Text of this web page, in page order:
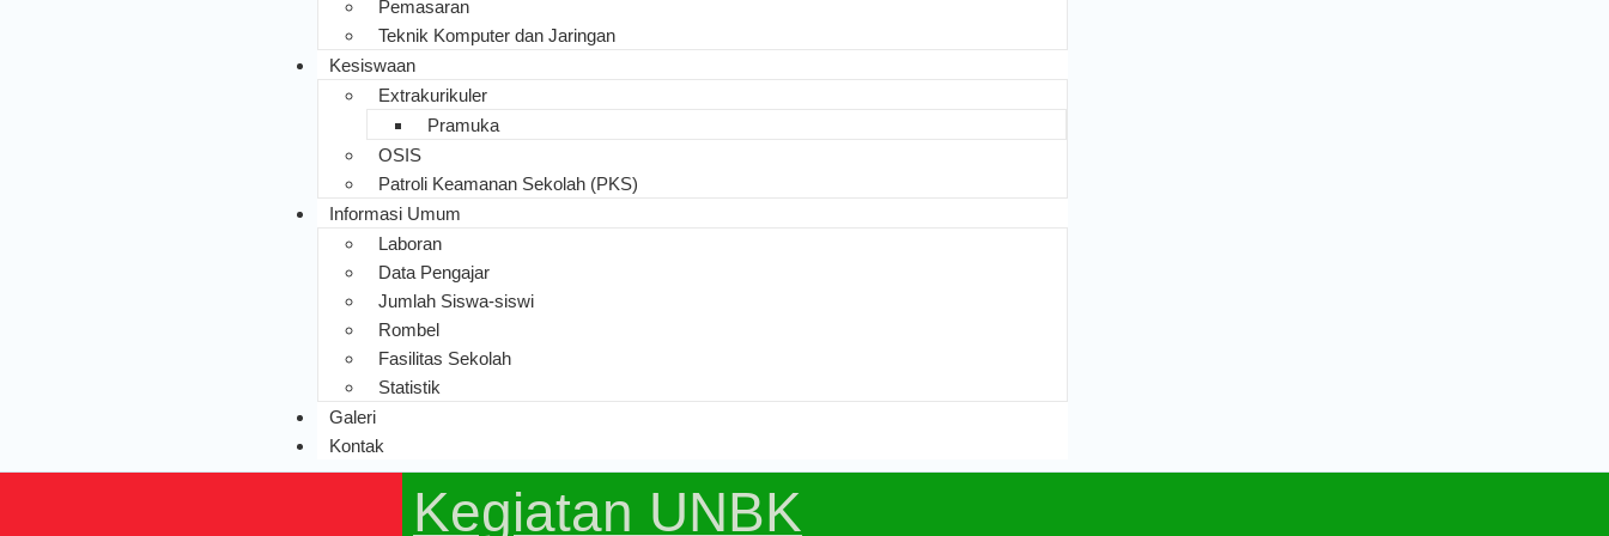
Pemasaran
Teknik Komputer dan Jaringan
Kesiswaan
Extrakurikuler
Pramuka
OSIS
Patroli Keamanan Sekolah (PKS)
Informasi Umum
Laboran
Data Pengajar
Jumlah Siswa-siswi
Rombel
Fasilitas Sekolah
Statistik
Galeri
Kontak
Kegiatan UNBK